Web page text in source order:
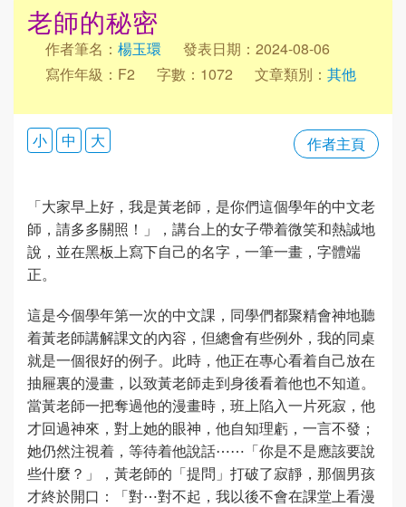
老師的秘密
作者筆名： 楊玉環
發表日期：2024-08-06
寫作年級：F2
字數：1072 文章類別： 其他
作者主頁
小 中 大
「大家早上好，我是黃老師，是你們這個學年的中文老
師，請多多關照！」，講台上的女子帶着微笑和熱誠地
說，並在黑板上寫下自己的名字，一筆一畫，字體端
正。
這是今個學年第一次的中文課，同學們都聚精會神地聽
着黃老師講解課文的內容，但總會有些例外，我的同桌
就是一個很好的例子。此時，他正在專心看着自己放在
抽屜裏的漫畫，以致黃老師走到身後看着他也不知道。
當黃老師一把奪過他的漫畫時，班上陷入一片死寂，他
才回過神來，對上她的眼神，他自知理虧，一言不發；
她仍然注視着，等待着他說話⋯⋯「你是不是應該要說
些什麼？」，黃老師的「提問」打破了寂靜，那個男孩
才終於開口：「對⋯對不起，我以後不會在課堂上看漫